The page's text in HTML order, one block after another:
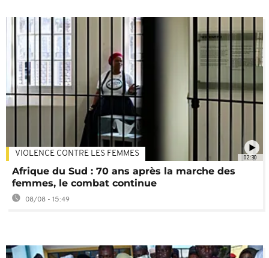
02:30
VIOLENCE CONTRE LES FEMMES
Afrique du Sud : 70 ans après la marche des
femmes, le combat continue
08/08 - 15:49